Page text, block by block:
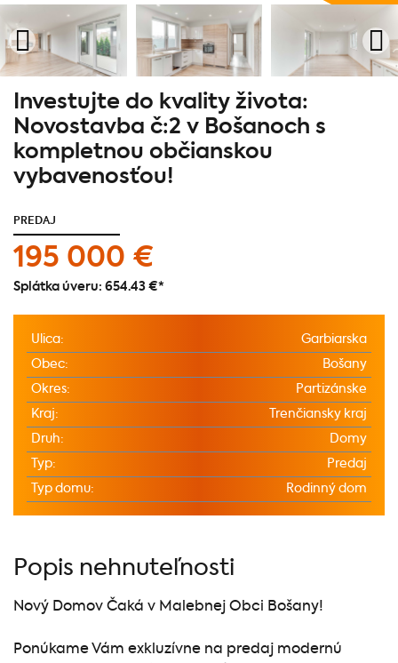
Investujte do kvality života:
Novostavba č:2 v Bošanoch s
kompletnou občianskou
vybavenosťou!
PREDAJ
195 000 €
Splátka úveru: 654.43 €*
Ulica:
Garbiarska
Obec:
Bošany
Okres:
Partizánske
Kraj:
Trenčiansky kraj
Druh:
Domy
Typ:
Predaj
Typ domu:
Rodinný dom
Popis nehnuteľnosti
Nový Domov Čaká v Malebnej Obci Bošany!
Ponúkame Vám exkluzívne na predaj modernú